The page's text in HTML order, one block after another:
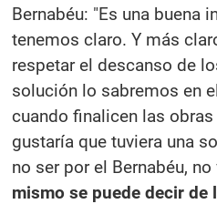
Bernabéu: "Es una buena
tenemos claro. Y más
respetar el descanso de
solución lo sabremos en
cuando finalicen las
gustaría que tuviera una
no ser por el Bernabéu,
mismo se puede decir de